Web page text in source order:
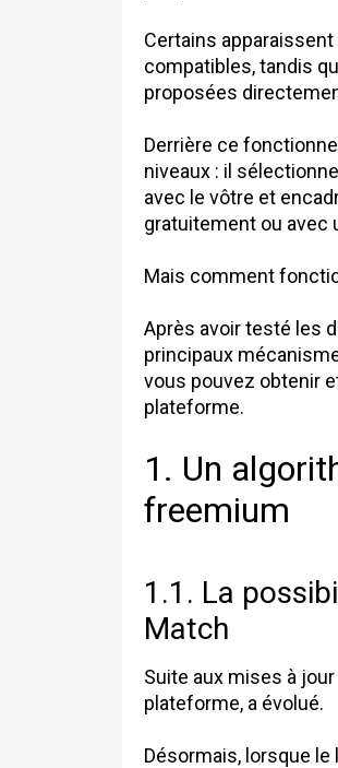
Certains
compatibles, tandis
proposées
Derrière ce
niveaux : il
avec le vôtre et
gratuitement ou avec
Mais comment
Après avoir testé les
principaux
vous pouvez obtenir
plateforme.
1. Un
freemium
1.1. La
Match
Suite aux mises à
plateforme, a évolué.
Désormais, lorsque